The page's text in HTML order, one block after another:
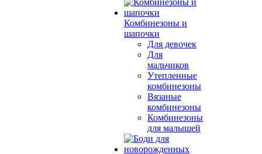
Комбинезоны и
шапочки
Для девочек
Для
мальчиков
Утепленные
комбинезоны
Вязаные
комбинезоны
Комбинезоны
для малышей